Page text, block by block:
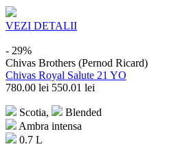
VEZI DETALII
- 29%
Chivas Brothers (Pernod Ricard)
Chivas Royal Salute 21 YO
780.00 lei 550.01 lei
Scotia,
Blended
Ambra intensa
0.7 L